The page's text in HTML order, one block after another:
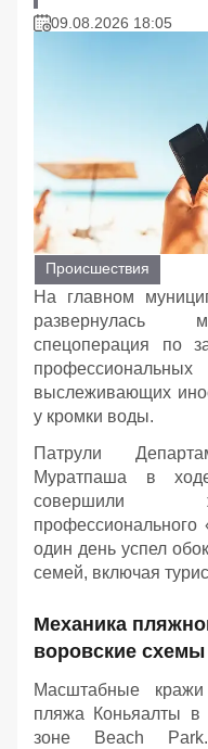
09.08.2026 18:05
Происшествия
На главном
развернулась
спецоперация по
выслеживающих
у кромки воды.
Патрули
Муратпаша в
совершили
один день успел
семей, включая
Механика
воровские схемы
Масштабные
пляжа Коньяалты в
зоне Beach Park.